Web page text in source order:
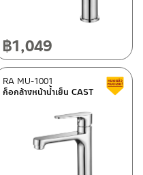
฿1,049
Clearance sale
ก็อกล้างหน้าน้ำเย็น CAST
RA MU-1001